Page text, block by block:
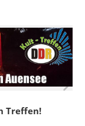
Treffen!